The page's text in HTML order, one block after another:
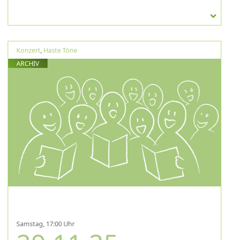
Konzert, Haste Töne
ARCHIV
Samstag, 17:00 Uhr